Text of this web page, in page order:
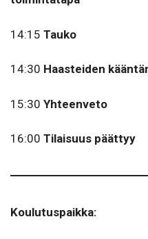
14:15 Tauko
14:30 Haasteiden
15:30 Yhteenveto
16:00 Tilaisuus päättyy
Koulutuspaikka: